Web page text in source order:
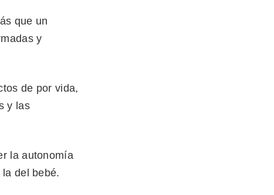
que un
y
de por vida,
y las
la autonomía
del bebé.